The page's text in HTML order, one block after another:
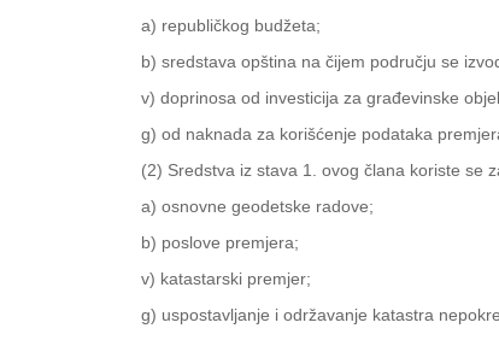
a) republičkog budžeta;
b) sredstava opština na čijem području se
v) doprinosa od investicija za građevinske
g) od naknada za korišćenje podataka
(2) Sredstva iz stava 1. ovog člana koriste se
a) osnovne geodetske radove;
b) poslove premjera;
v) katastarski premjer;
g) uspostavljanje i održavanje katastra